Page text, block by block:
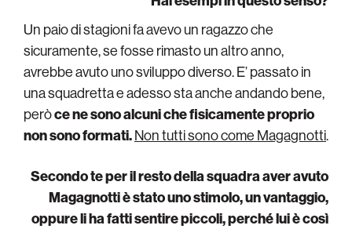
Un paio di stagioni fa avevo un ragazzo che
sicuramente, se fosse rimasto un altro anno,
avrebbe avuto uno sviluppo diverso. E’ passato in
una squadretta e adesso sta anche andando bene,
peròce ne sono alcuni che fisicamente proprio
non sono formati.Non tutti sono come Magagnotti.
Secondo te per il resto della squadra aver avuto
Magagnotti è stato uno stimolo, un vantaggio,
oppure li ha fatti sentire piccoli, perché lui è così